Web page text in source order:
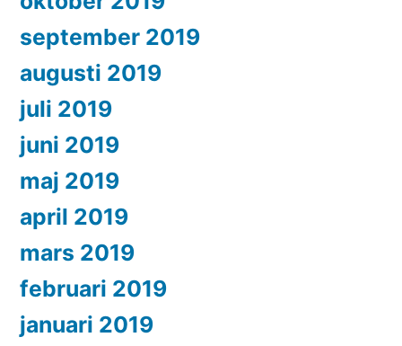
september 2019
augusti 2019
juli 2019
juni 2019
maj 2019
april 2019
mars 2019
februari 2019
januari 2019